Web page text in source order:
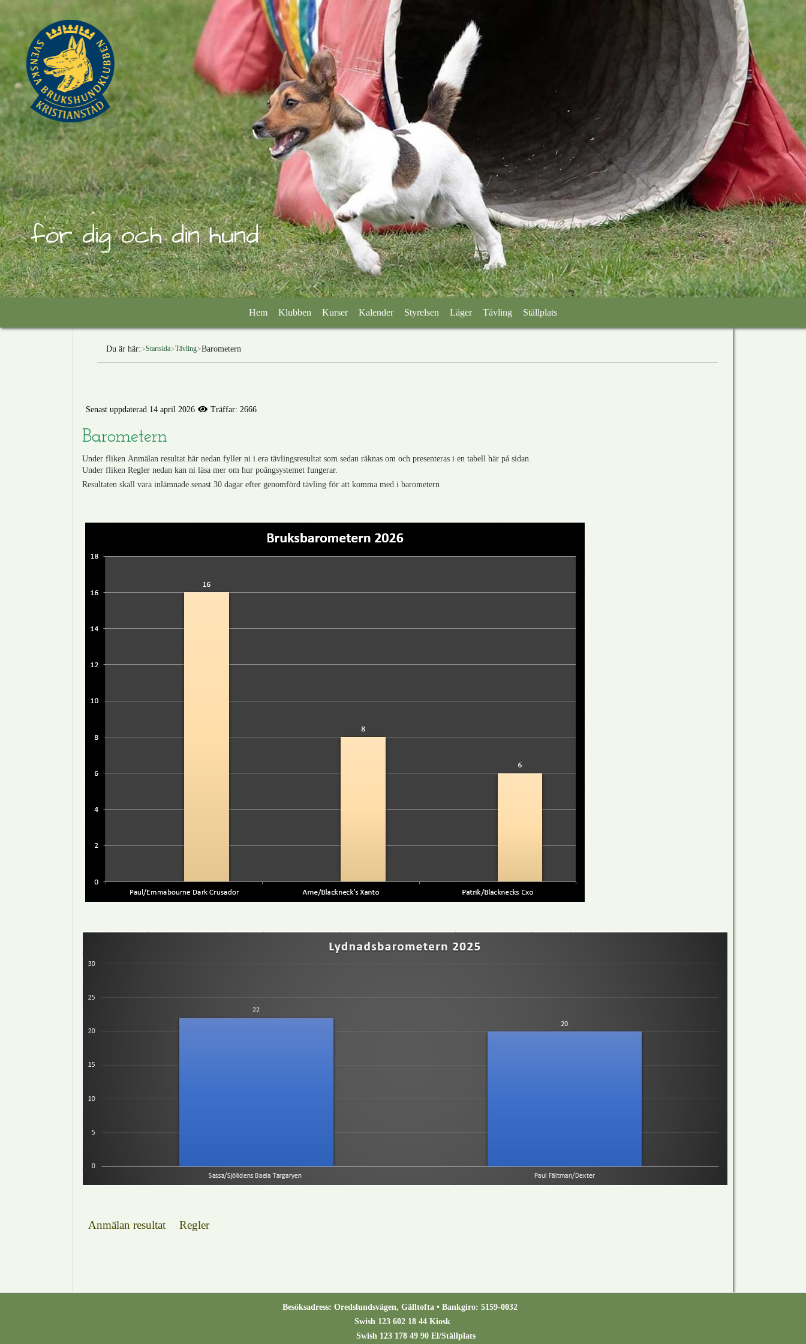
Valpkurser
Hem Klubben Kurser Kalender Styrelsen Läger Tävling Ställplats
Du är här: Startsida Tävling Barometern
Senast uppdaterad 14 april 2026 Träffar: 2666
Barometern
Under fliken Anmälan resultat här nedan fyller ni i era tävlingsresultat som sedan räknas om och presenteras i en tabell här på sidan.
Under fliken Regler nedan kan ni läsa mer om hur poängsystemet fungerar.
Resultaten skall vara inlämnade senast 30 dagar efter genomförd tävling för att komma med i barometern
Anmälan resultat Regler
Besöksadress: Oredslundsvägen, Gälltofta • Bankgiro: 5159-0032
Swish 123 602 18 44 Kiosk
Swish 123 178 49 90 El/Ställplats